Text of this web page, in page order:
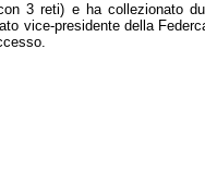
3 reti) e ha collezionato
vice-presidente della